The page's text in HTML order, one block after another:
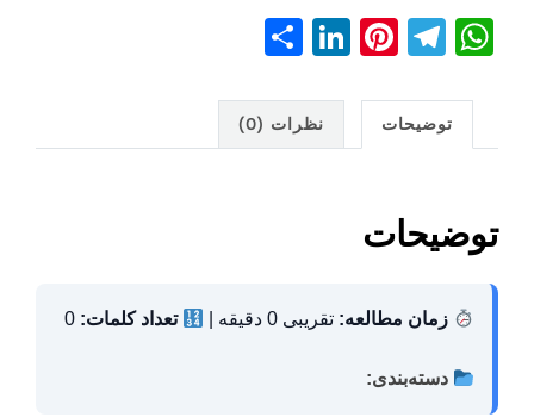
W
at
p
p
T
e
m
Pi
er
e
Li
k
e
ar
e
توضیحات نظرات (0)
توضیحات
زمان مطالعه: تقریبی 0 دقیقه | تعداد کلمات: 0
دسته‌بندی: